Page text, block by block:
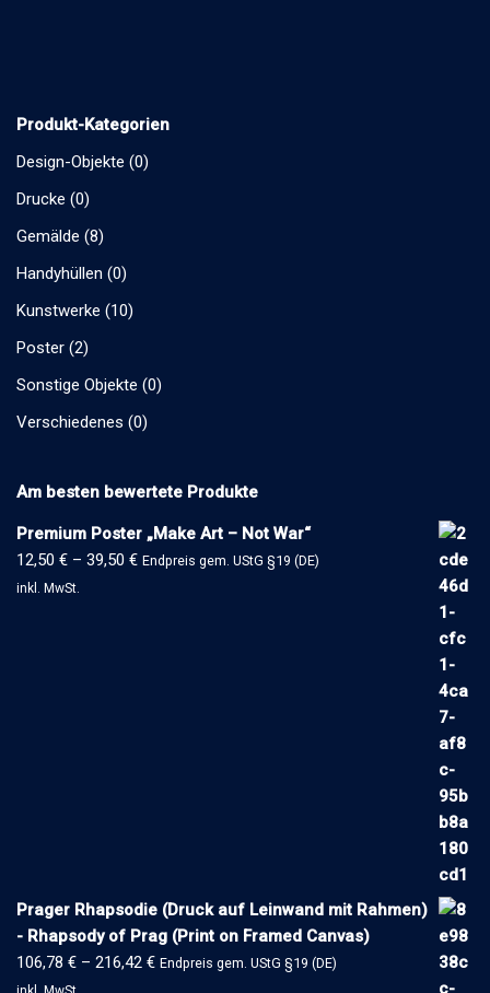
Produkt-Kategorien
Design-Objekte (0)
Drucke (0)
Gemälde (8)
Handyhüllen (0)
Kunstwerke (10)
Poster (2)
Sonstige Objekte (0)
Verschiedenes (0)
Am besten bewertete Produkte
Premium Poster „Make Art – Not War“
12,50 € – 39,50 € Endpreis gem. UStG §19 (DE)
inkl. MwSt.
Prager Rhapsodie (Druck auf Leinwand mit Rahmen)
- Rhapsody of Prag (Print on Framed Canvas)
106,78 € – 216,42 € Endpreis gem. UStG §19 (DE)